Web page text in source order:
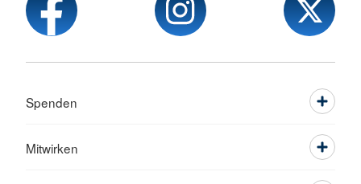
Spenden
Mitwirken